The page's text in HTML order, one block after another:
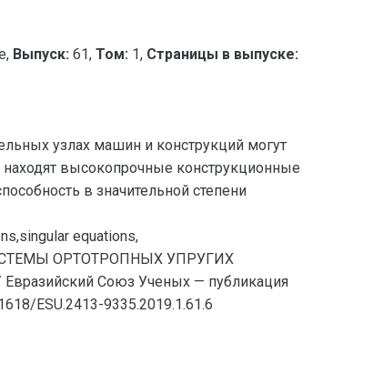
Выпуск: 61, Том: 1, Страницы в выпуске:
узлах машин и конструкций могут
высокопрочные конструкционные
в значительной степени
equations,
ОРТОТРОПНЫХ УПРУГИХ
Союз Ученых — публикация
ESU.2413-9335.2019.1.61.6